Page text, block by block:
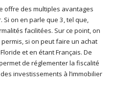
offre des multiples avantages
on en parle que 3, tel que,
facilitées. Sur ce point, on
si on peut faire un achat
et en étant Français. De
de réglementer la fiscalité
investissements à l’immobilier